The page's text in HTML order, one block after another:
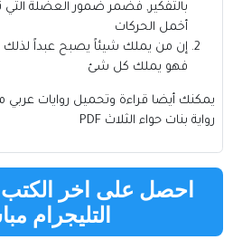
بالتفكير, فضمر ضمور العضلة التي
أخمل الحركات
إن من يملك شيئاً يصبح عبداً لذلك
فهو يملك كل شئ
يمكنك أيضا قراءة وتحميل روايات عربي
رواية بنات حواء الثلاث PDF
احصل على اخر الكتب
التليجرام